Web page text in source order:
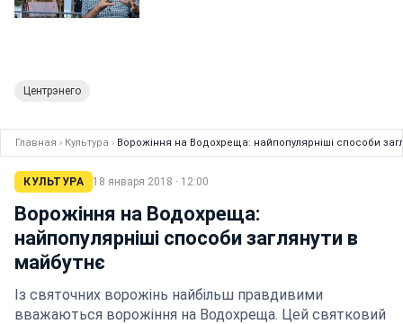
Центрэнего
Главная › Культура › Ворожіння на Водохреща: найпопулярніші способи
КУЛЬТУРА 18 января 2018 · 12:00
Ворожіння на Водохреща:
найпопулярніші способи заглянути в
майбутнє
Із святочних ворожінь найбільш правдивими
вважаються ворожіння на Водохреща. Цей святковий